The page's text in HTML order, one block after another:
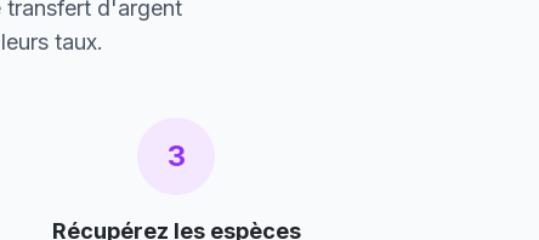
transfert d'argent
taux.
3
Récupérez les espèces